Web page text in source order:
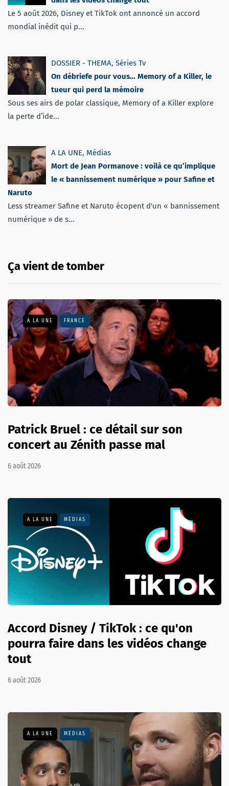
Le 5 août 2026, Disney et TikTok ont annoncé un accord
mondial inédit qui p...
DOSSIER - THEMA, Séries Tv
On débriefe pour vous… Memory of a Killer, le
tueur qui perd la mémoire
Sous ses airs de polar classique, Memory of a Killer explore
la perte d’ide...
A LA UNE, Médias
Mort de Jean Pormanove : voilà ce qu’implique
le « bannissement numérique » pour Safine et
Naruto
Less streamer Safine et Naruto écopent d'un « bannissement
numérique » de s...
Ça vient de tomber
A LA UNE FRANCE
Patrick Bruel : ce détail sur son
concert au Zénith passe mal
6 août 2026
A LA UNE MÉDIAS
Accord Disney / TikTok : ce qu'on
pourra faire dans les vidéos change
tout
6 août 2026
A LA UNE MÉDIAS